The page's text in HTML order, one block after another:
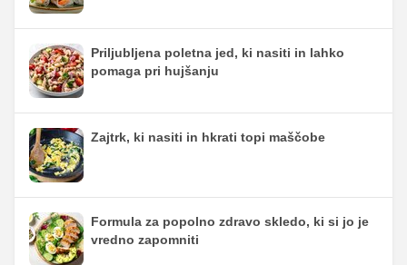
Priljubljena poletna jed, ki nasiti in lahko
pomaga pri hujšanju
Zajtrk, ki nasiti in hkrati topi maščobe
Formula za popolno zdravo skledo, ki si jo je
vredno zapomniti